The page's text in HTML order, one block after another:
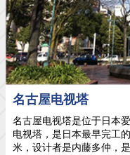
名古屋电视塔
名古屋电视塔是位于日本
电视塔，是日本最早完工
米，设计者是内藤多仲，